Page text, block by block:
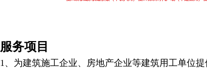
服务项目
1、为建筑施工企业、房地产企业等建筑用工单位